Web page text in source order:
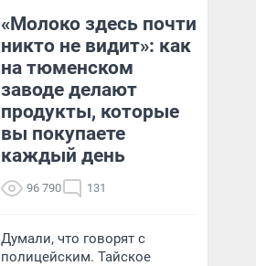
«Молоко здесь почти
никто не видит»: как
на тюменском
заводе делают
продукты, которые
вы покупаете
каждый день
96 790 131
Думали, что говорят с
полицейским. Тайское